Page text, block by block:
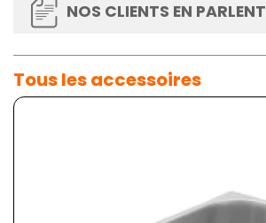
NOS CLIENTS EN PARLENT
Tous les accessoires